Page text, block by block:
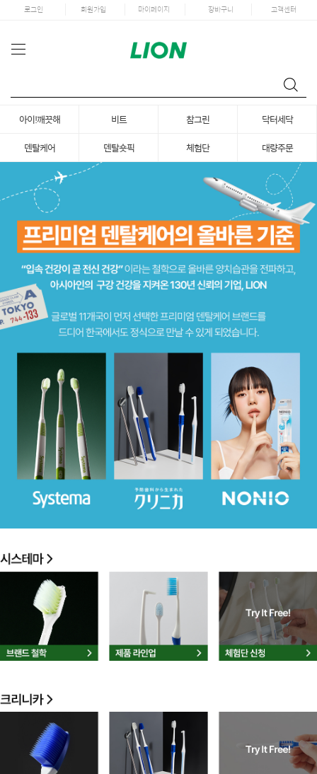
로그인 회원가입 마이페이지 장바구니 고객센터
아이!깨끗해 비트 참그린
닥터세닥
덴탈케어
덴탈숏픽 체험단 대량주문